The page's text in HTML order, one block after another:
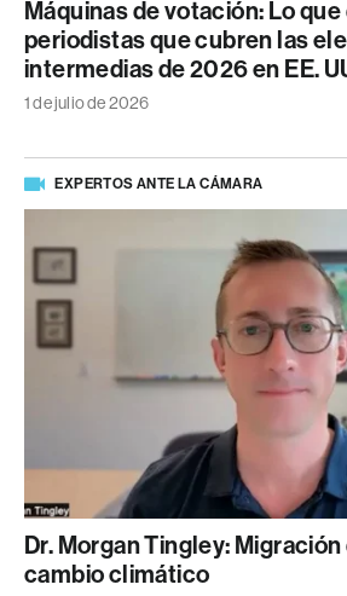
Máquinas de votación: Lo
periodistas que cubren las
intermedias de 2026 en EE.
1 de julio de 2026
EXPERTOS ANTE LA CÁMARA
Dr. Morgan Tingley: Migración
cambio climático